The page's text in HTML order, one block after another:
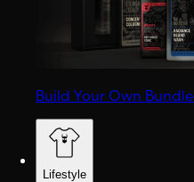
Build Your Own Bundle
Lifestyle